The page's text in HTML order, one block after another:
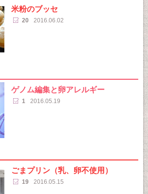
米粉のブッセ
20 2016.06.02
ゲノム編集と卵アレルギー
1 2016.05.19
ごまプリン（乳、卵不使用）
19 2016.05.15